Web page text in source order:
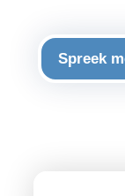
Spreek